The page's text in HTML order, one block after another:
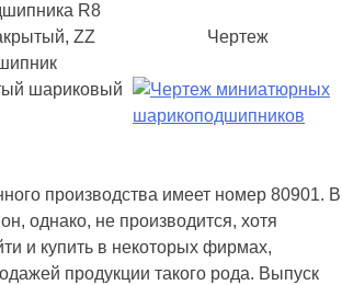
R8
ZZ Чертеж
производства имеет номер 80901. В
однако, не производится, хотя
и купить в некоторых фирмах,
продукции такого рода. Выпуск